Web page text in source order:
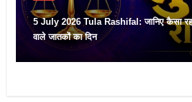
5 July 2026 Tula Rashifal: जानिए कैसा
वाले जातकों का दिन